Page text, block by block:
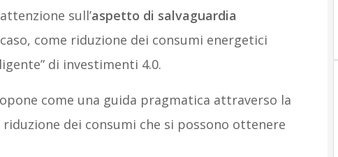
sull’aspetto di salvaguardia
come riduzione dei consumi energetici
di investimenti 4.0.
come una guida pragmatica attraverso la
dei consumi che si possono ottenere